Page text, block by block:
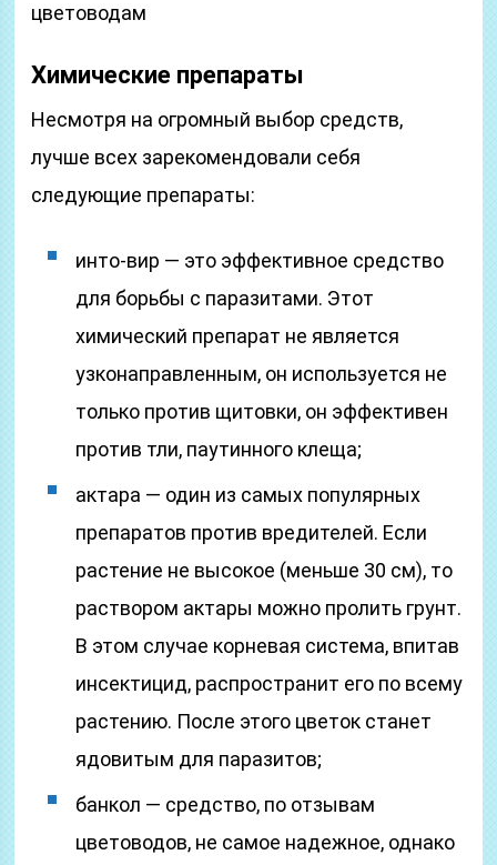
цветоводам
Химические препараты
Несмотря на огромный выбор средств,
лучше всех зарекомендовали себя
следующие препараты:
инто-вир — это эффективное средство
для борьбы с паразитами. Этот
химический препарат не является
узконаправленным, он используется не
только против щитовки, он эффективен
против тли, паутинного клеща;
актара — один из самых популярных
препаратов против вредителей. Если
растение не высокое (меньше 30 см), то
раствором актары можно пролить грунт.
В этом случае корневая система, впитав
инсектицид, распространит его по всему
растению. После этого цветок станет
ядовитым для паразитов;
банкол — средство, по отзывам
цветоводов, не самое надежное, однако